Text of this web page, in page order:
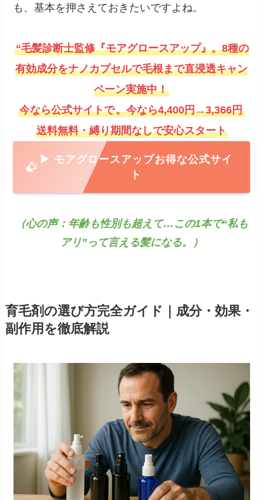
も、基本を押さえておきたいですよね。
“毛髪診断士監修『モアグロースアップ』。8種の
有効成分をナノカプセルで毛根まで直浸透キャン
ペーン実施中！
今なら公式サイトで。今なら4,400円→3,366円
送料無料・縛り期間なしで安心スタート
▶ モアグロースアッ プお得な公式サイ
ト
（心の声：年齢も性別も超えて…この1本で“私も
アリ”って言える髪になる。）
育毛剤の選び方完全ガイド｜成分・効果・
副作用を徹底解説